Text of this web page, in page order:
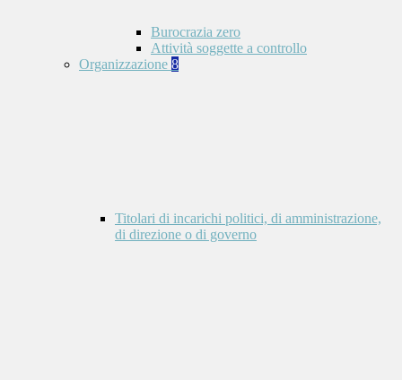
Burocrazia zero
Attività soggette a controllo
Organizzazione 8
Titolari di incarichi politici, di amministrazione,
di direzione o di governo